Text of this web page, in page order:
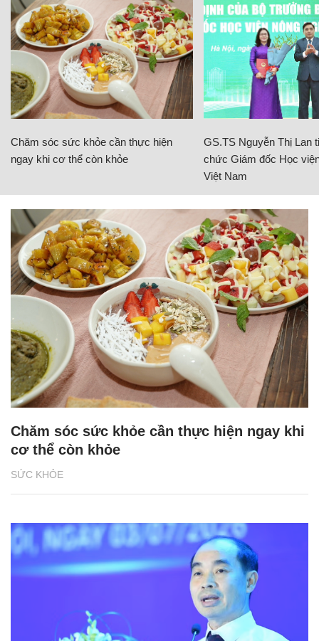
Chăm sóc sức khỏe cần thực hiện
ngay khi cơ thể còn khỏe
GS.TS Nguyễn Thị Lan
chức Giám đốc Học
Việt Nam
SỨC KHỎE
Chăm sóc sức khỏe cần thực hiện ngay khi
cơ thể còn khỏe